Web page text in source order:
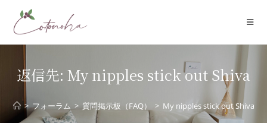
返信先: My nipples stick out Shiva
> フォーラム > 質問掲示板（FAQ） > My nipples stick out Shiva